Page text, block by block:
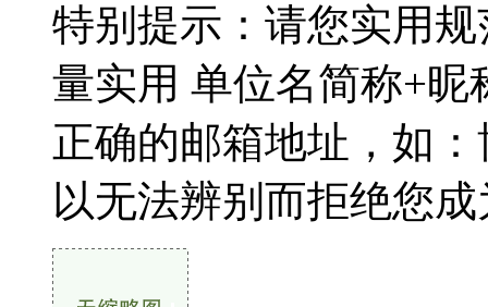
特别提示：请您实用
量实用 单位名简称+
正确的邮箱地址，如
以无法辨别而拒绝您